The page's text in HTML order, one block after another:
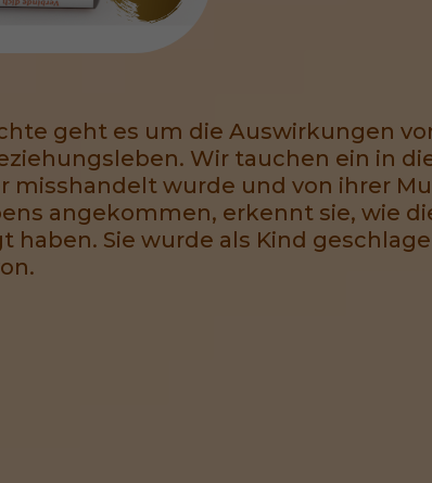
geht es um die Auswirkungen
Wir tauchen ein in
misshandelt wurde und von ihrer
angekommen, erkennt sie, wie
Sie wurde als Kind